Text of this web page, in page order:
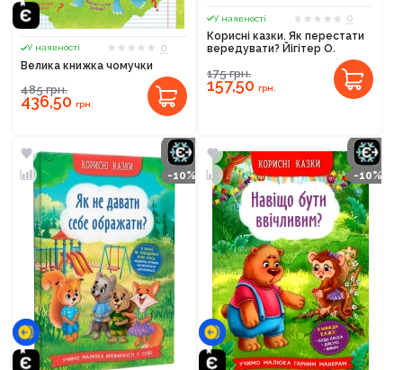
У наявності
0
Велика книжка чомучки
485грн.
436,50 грн.
У наявності
0
Корисні казки. Як перестати
вередувати? Йігітер О.
175грн.
157,50 грн.
-10% -10%